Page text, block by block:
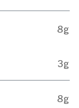
8g
3g
8g